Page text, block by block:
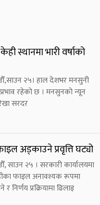
स्थानमा भारी वर्षाको
२५। हाल देशभर मनसुनी
रहेको छ । मनसुनको न्यून
सरदर
अड्काउने प्रवृत्ति घट्यो
साउन २५ । सरकारी कार्यालयमा
फाइल अनावश्यक रूपमा
निर्णय प्रक्रियामा ढिलाइ